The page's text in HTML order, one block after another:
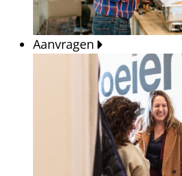
Aanvragen